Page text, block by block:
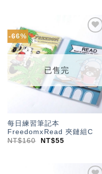
-66%
「願
望輕
已售完
每日練習筆記本
FreedomxRead 夾鏈組C
NT$160 NT$55